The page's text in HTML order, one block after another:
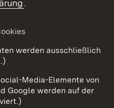
Kontakt
Datenschutz
.
werden ausschließlich
Media-Elemente von
Google werden auf der